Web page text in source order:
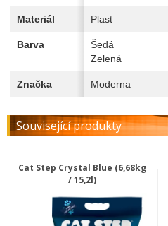
Materiál Plast
Barva
Šedá
Zelená
Značka Moderna
Související produkty
Cat Step Crystal Blue (6,68kg
/ 15,2l)